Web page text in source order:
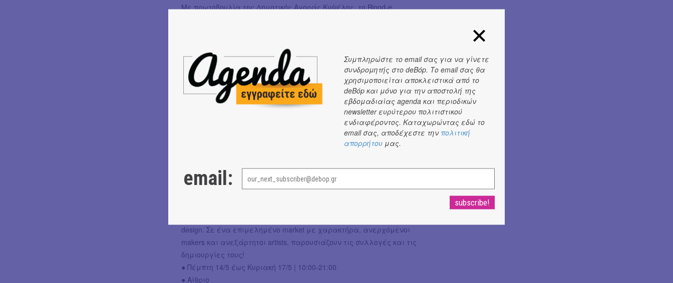
Με πρωτοβουλία της Δημοτικής Αγοράς Κυψέλης, το Blood-e
● Είσοδος ελεύθερη
Bingo Night
Το OSEK TUTU διοργανώνει μια εκδήλωση από τη γειτονιά, για τη
γειτονιά. Θα μαζευτούμε στην Αγορά για ένα παιχνίδι απλό, πολύ
απολαυστικό, όπου ακούμε αριθμούς, τους τσεκάρουμε και ξαφνικά
φωνάζουμε BINGO. Φέρτε τον γείτονα, τη γειτόνισσα, χαμηλές
προσδοκίες, κάτι να πιείτε/φάτε, κέφι & μπρίο!
● Δωρεάν συμμετοχή με προκράτηση θέσης εδώ
design. Σε ένα επιμελημένο market με χαρακτήρα, ανερχόμενοι
makers και ανεξάρτητοι artists, παρουσιάζουν τις συλλογές και τις
δημιουργίες τους!
● Πέμπτη 14/5 έως Κυριακή 17/5 | 10:00-21:00
● Αίθριο
Συμπληρώστε το email σας για να γίνετε
συνδρομητής στο deBόp. Το email σας θα
χρησιμοποιείται αποκλειστικά από το
deBόp και μόνο για την αποστολή της
εβδομαδιαίας agenda και περιοδικών
newsletter ευρύτερου πολιτιστικού
ενδιαφέροντος. Καταχωρώντας εδώ το
email σας, αποδέχεστε την πολιτική
απορρήτου μας.
email: